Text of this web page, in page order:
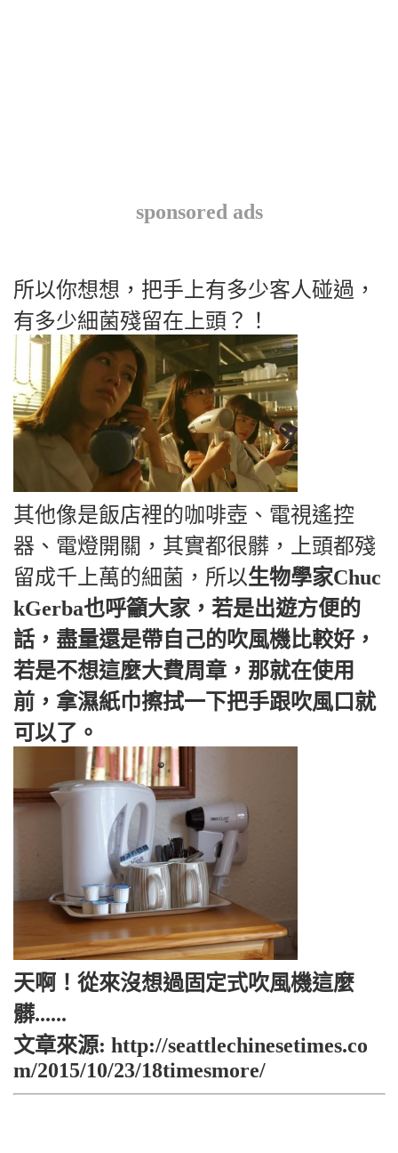
sponsored ads
所以你想想，把手上有多少客人碰過，
有多少細菌殘留在上頭？！
其他像是飯店裡的咖啡壺、電視遙控
器、電燈開關，其實都很髒，上頭都殘
留成千上萬的細菌，所以生物學家Chuc
kGerba也呼籲大家，若是出遊方便的
話，盡量還是帶自己的吹風機比較好，
若是不想這麼大費周章，那就在使用
前，拿濕紙巾擦拭一下把手跟吹風口就
可以了。
天啊！從來沒想過固定式吹風機這麼
髒......
文章來源: http://seattlechinesetimes.co
m/2015/10/23/18timesmore/